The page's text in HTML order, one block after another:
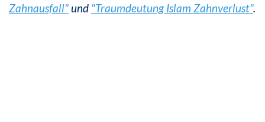
Zahnausfall" und "Traumdeutung Islam Zahnverlust".